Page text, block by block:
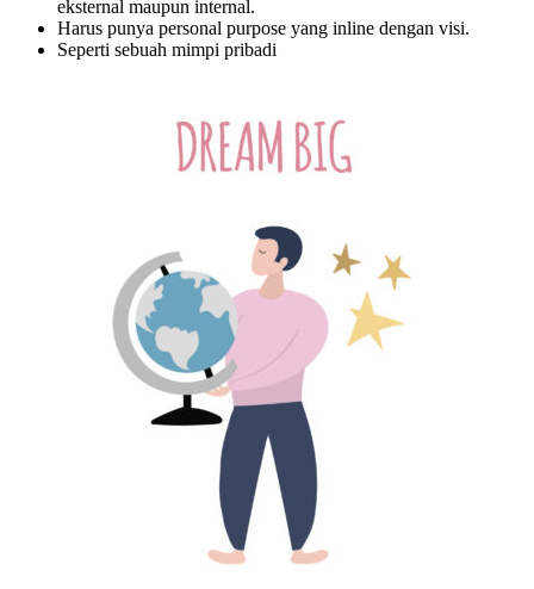
eksternal maupun internal.
Harus punya personal purpose yang inline dengan visi.
Seperti sebuah mimpi pribadi